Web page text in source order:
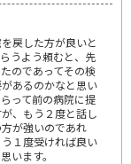
戻した方が良いと
うよう頼むと、先
のであってその検
あるのかなと思い
って前の病院に提
、もう２度と話し
が強いのであれ
１度受ければ良い
います。